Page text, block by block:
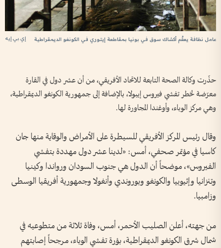
إي.بي.إيه عامل نظافة يعقّم أكشاك سوق في بونيا بمقاطعة إيتوري في الكونغو الديمقراطية
حذّرت وكالة الصحة التابعة للاتحاد الأفريقي، من أن عشر دول في القارة
معرّضة لخطر تفشي فيروس إيبولا، بالإضافة إلى جمهورية الكونغو الديمقراطية،
وهي مركز الوباء، وأوغندا المجاورة لها.
وقال رئيس المركز الأفريقي للسيطرة على الأمراض والوقاية منها جان
كاسيا في مؤتمر صحفي، أمس: «لدينا عشر دول مهددة بتفشي
الفيروس»، موضحاً أن الدول هي جنوب السودان ورواندا وكينيا
وتنزانيا وإثيوبيا والكونغو وبوروندي وأنغولا وجمهورية أفريقيا الوسطى
وزامبيا.
من جهته، أعلن الصليب الأحمر، أمس، وفاة ثلاثة من متطوعيه في
شمال شرق الكونغو الديمقراطية، بؤرة تفشي الوباء، مرجحاً إصابتهم